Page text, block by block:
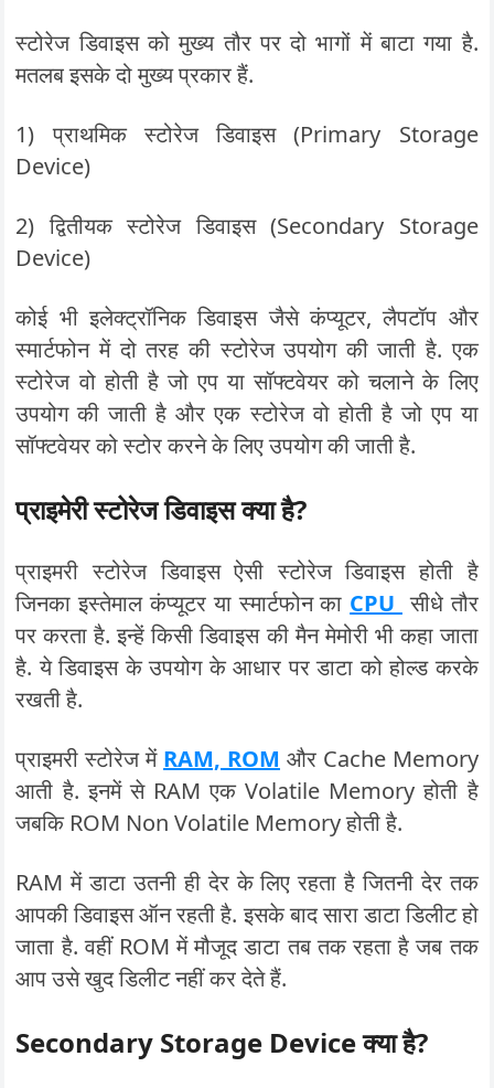
स्टोरेज डिवाइस को मुख्य तौर पर दो भागों में बाटा गया है.
मतलब इसके दो मुख्य प्रकार हैं.
1) प्राथमिक स्टोरेज डिवाइस (Primary Storage
Device)
2) द्वितीयक स्टोरेज डिवाइस (Secondary Storage
Device)
कोई भी इलेक्ट्रॉनिक डिवाइस जैसे कंप्यूटर, लैपटॉप और
स्मार्टफोन में दो तरह की स्टोरेज उपयोग की जाती है. एक
स्टोरेज वो होती है जो एप या सॉफ्टवेयर को चलाने के लिए
उपयोग की जाती है और एक स्टोरेज वो होती है जो एप या
सॉफ्टवेयर को स्टोर करने के लिए उपयोग की जाती है.
प्राइमेरी स्टोरेज डिवाइस क्या है?
प्राइमरी स्टोरेज डिवाइस ऐसी स्टोरेज डिवाइस होती है
जिनका इस्तेमाल कंप्यूटर या स्मार्टफोन का CPU सीधे तौर
पर करता है. इन्हें किसी डिवाइस की मैन मेमोरी भी कहा जाता
है. ये डिवाइस के उपयोग के आधार पर डाटा को होल्ड करके
रखती है.
प्राइमरी स्टोरेज में RAM, ROM और Cache Memory
आती है. इनमें से RAM एक Volatile Memory होती है
जबकि ROM Non Volatile Memory होती है.
RAM में डाटा उतनी ही देर के लिए रहता है जितनी देर तक
आपकी डिवाइस ऑन रहती है. इसके बाद सारा डाटा डिलीट हो
जाता है. वहीं ROM में मौजूद डाटा तब तक रहता है जब तक
आप उसे खुद डिलीट नहीं कर देते हैं.
Secondary Storage Device क्या है?